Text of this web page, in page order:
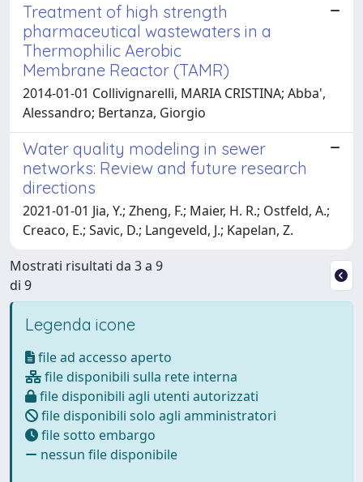
Treatment of high strength
pharmaceutical wastewaters in a
Thermophilic Aerobic
Membrane Reactor (TAMR)
2014-01-01 Collivignarelli, MARIA CRISTINA; Abba',
Alessandro; Bertanza, Giorgio
Water quality modeling in sewer
networks: Review and future research
directions
2021-01-01 Jia, Y.; Zheng, F.; Maier, H. R.; Ostfeld, A.;
Creaco, E.; Savic, D.; Langeveld, J.; Kapelan, Z.
Mostrati risultati da 3 a 9
di 9
Legenda icone
file ad accesso aperto
file disponibili sulla rete interna
file disponibili agli utenti autorizzati
file disponibili solo agli amministratori
file sotto embargo
nessun file disponibile